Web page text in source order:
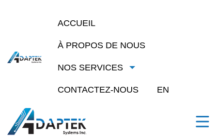
ACCUEIL
À PROPOS DE NOUS
NOS SERVICES
CONTACTEZ-NOUS EN
Éducation & Sans
but lucratif